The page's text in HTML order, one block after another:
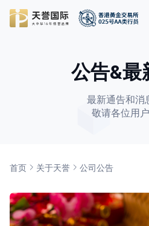
公告&最
最新通告和消
敬请各位用户
首页 关于天誉 公司公告